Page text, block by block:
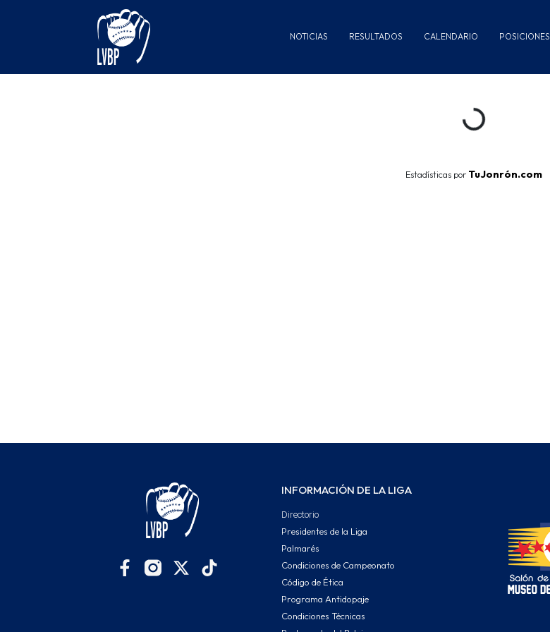
NOTICIAS RESULTADOS CALENDARIO POSICIONES
Loading...
Estadísticas por TuJonrón.com
INFORMACIÓN DE LA LIGA
Directorio
Presidentes de la Liga
Palmarés
Condiciones de Campeonato
Código de Ética
Programa Antidopaje
Condiciones Técnicas